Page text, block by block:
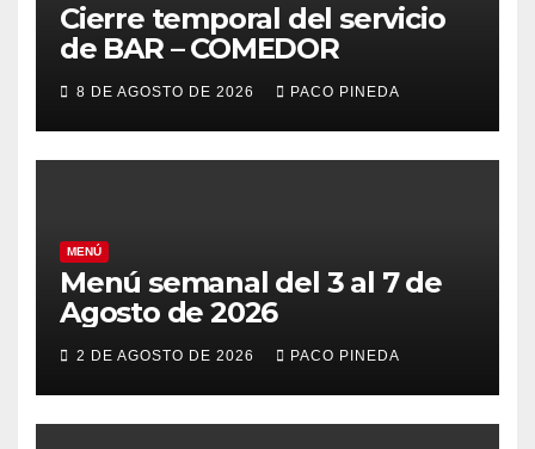
Cierre temporal del servicio
de BAR – COMEDOR
8 DE AGOSTO DE 2026 PACO PINEDA
MENÚ
Menú semanal del 3 al 7 de
Agosto de 2026
2 DE AGOSTO DE 2026 PACO PINEDA